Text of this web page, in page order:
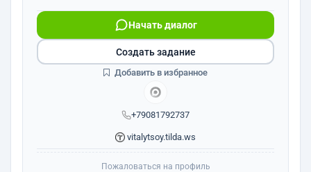
+79081792737
Начать диалог
vitalytsoy.tilda.ws
Создать задание
Добавить в избранное
Пожаловаться на профиль